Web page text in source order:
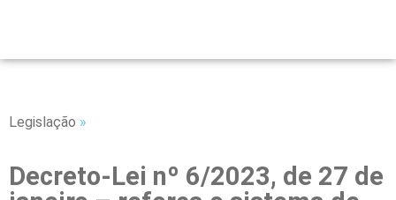
Legislação »
Decreto-Lei nº 6/2023, de 27 de